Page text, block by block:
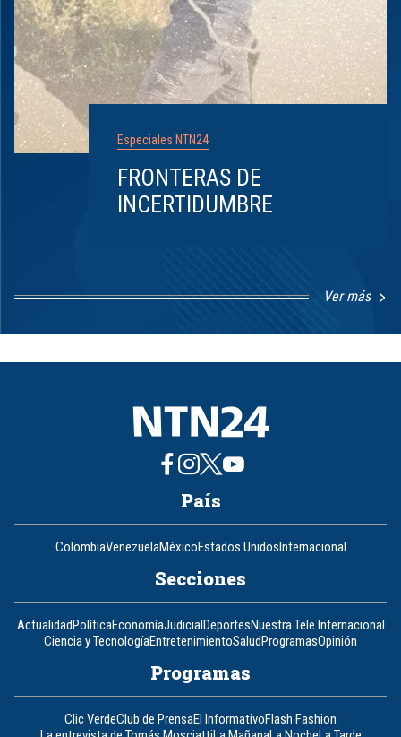
Especiales NTN24
FRONTERAS DE
INCERTIDUMBRE
Ver más
1
8
País
ColombiaVenezuelaMéxicoEstados UnidosInternacional
Secciones
ActualidadPolíticaEconomíaJudicialDeportesNuestra Tele Internacional
Ciencia y TecnologíaEntretenimientoSaludProgramasOpinión
Programas
Clic VerdeClub de PrensaEl InformativoFlash Fashion